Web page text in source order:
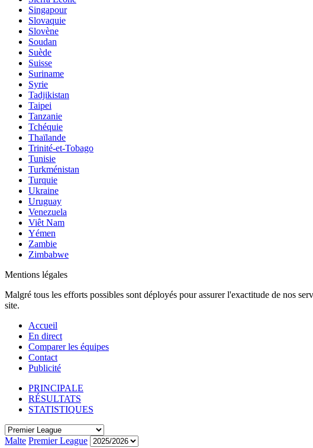
Singapour
Slovaquie
Slovène
Soudan
Suède
Suisse
Suriname
Syrie
Tadjikistan
Taipei
Tanzanie
Tchéquie
Thaïlande
Trinité-et-Tobago
Tunisie
Turkménistan
Turquie
Ukraine
Uruguay
Venezuela
Viêt Nam
Yémen
Zambie
Zimbabwe
Mentions légales
Malgré tous les efforts possibles sont déployés pour assurer l'exactitude de nos
site.
Accueil
En direct
Comparer les équipes
Contact
Publicité
PRINCIPALE
RÉSULTATS
STATISTIQUES
Malte Premier League